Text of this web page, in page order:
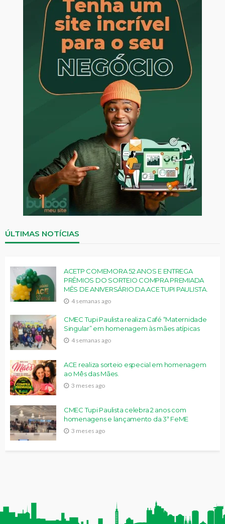
ÚLTIMAS NOTÍCIAS
ACETP COMEMORA 52 ANOS E ENTREGA
PRÊMIOS DO SORTEIO COMPRA PREMIADA
MÊS DE ANIVERSÁRIO DA ACE TUPI PAULISTA.
4 semanas ago
CMEC Tupi Paulista realiza Café “Maternidade
Singular” em homenagem às mães atípicas
4 semanas ago
ACE realiza sorteio especial em homenagem
ao Mês das Mães.
3 meses ago
CMEC Tupi Paulista celebra 2 anos com
homenagens e lançamento da 3ª FeME
3 meses ago